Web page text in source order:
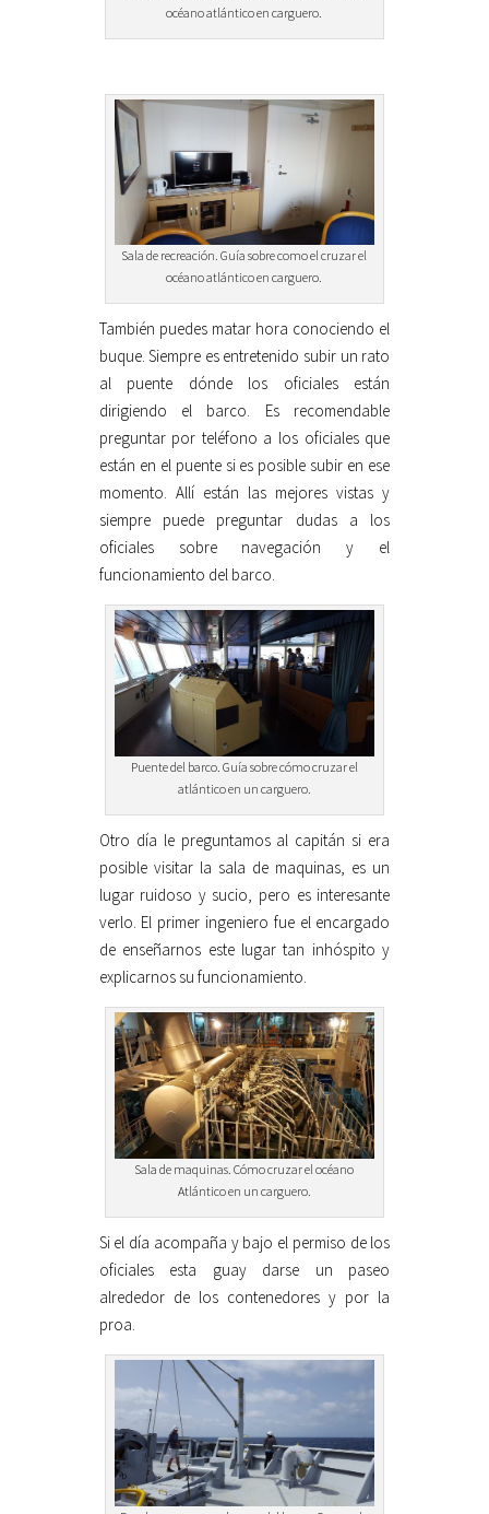
océano atlántico en carguero.
Sala de recreación. Guía sobre como el cruzar el
océano atlántico en carguero.
También puedes matar hora conociendo el
buque. Siempre es entretenido subir un rato
al puente dónde los oficiales están
dirigiendo el barco. Es recomendable
preguntar por teléfono a los oficiales que
están en el puente si es posible subir en ese
momento. Allí están las mejores vistas y
siempre puede preguntar dudas a los
oficiales sobre navegación y el
funcionamiento del barco.
Puente del barco. Guía sobre cómo cruzar el
atlántico en un carguero.
Otro día le preguntamos al capitán si era
posible visitar la sala de maquinas, es un
lugar ruidoso y sucio, pero es interesante
verlo. El primer ingeniero fue el encargado
de enseñarnos este lugar tan inhóspito y
explicarnos su funcionamiento.
Sala de maquinas. Cómo cruzar el océano
Atlántico en un carguero.
Si el día acompaña y bajo el permiso de los
oficiales esta guay darse un paseo
alrededor de los contenedores y por la
proa.